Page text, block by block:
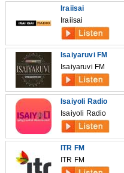
Iraiisai
Iraiisai
Isaiyaruvi FM
Isaiyaruvi FM
Isaiyoli Radio
Isaiyoli Radio
ITR FM
ITR FM